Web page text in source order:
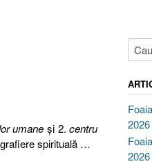
umane şi 2.centru
spirituală …
2026
2026